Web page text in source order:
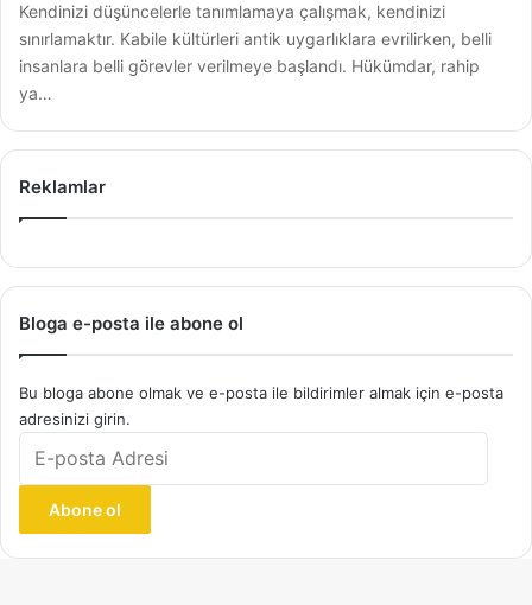
Kendinizi düşüncelerle tanımlamaya çalışmak, kendinizi
sınırlamaktır. Kabile kültürleri antik uygarlıklara evrilirken, belli
insanlara belli görevler verilmeye başlandı. Hükümdar, rahip
ya…
Reklamlar
Bloga e-posta ile abone ol
Bu bloga abone olmak ve e-posta ile bildirimler almak için e-posta
adresinizi girin.
posta
Abone ol